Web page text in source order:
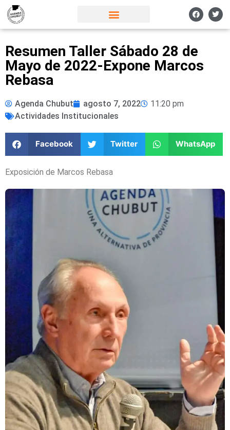
Resumen Taller Sábado 28 de
Mayo de 2022-Expone Marcos
Rebasa
Agenda Chubut agosto 7, 2022
11:20 pm
Actividades Institucionales
Facebook Twitter WhatsApp
Exposición de Marcos Rebasa